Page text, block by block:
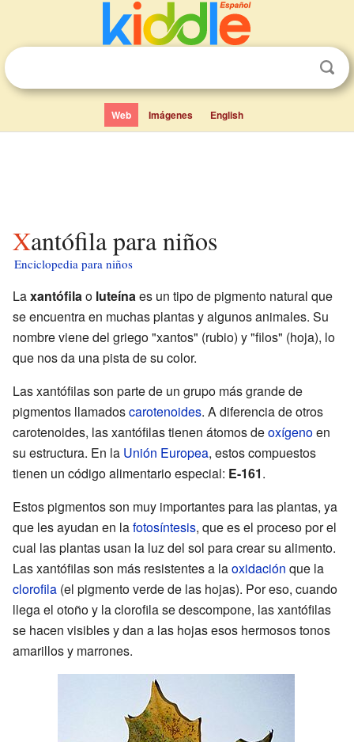
Web Imágenes English
Xantófila para niños
Enciclopedia para niños
Laxantófilao luteínaes un tipo de pigmento natural que
se encuentra en muchas plantas y algunos animales. Su
nombre viene del griego "xantos" (rubio) y "filos" (hoja), lo
que nos da una pista de su color.
Las xantófilas son parte de un grupo más grande de
pigmentos llamadoscarotenoides. A diferencia de otros
carotenoides, las xantófilas tienen átomos deoxígenoen
su estructura. En la Unión Europea, estos compuestos
tienen un código alimentario especial: E-161.
Estos pigmentos son muy importantes para las plantas, ya
que les ayudan en lafotosíntesis, que es el proceso por el
cual las plantas usan la luz del sol para crear su alimento.
Las xantófilas son más resistentes a laoxidación que la
clorofila (el pigmento verde de las hojas). Por eso, cuando
llega el otoño y la clorofila se descompone, las xantófilas
se hacen visibles y dan a las hojas esos hermosos tonos
amarillos y marrones.